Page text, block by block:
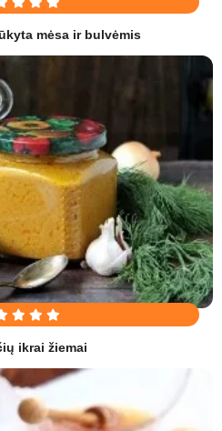
mėsa ir bulvėmis
ikrai žiemai